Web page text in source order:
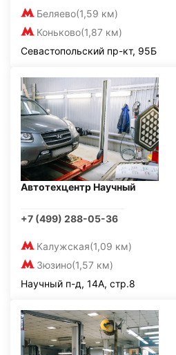
Беляево(1,59 км)
Коньково(1,87 км)
Севастопольский пр-кт, 95Б
Автотехцентр Научный
+7 (499) 288-05-36
Калужская(1,09 км)
Зюзино(1,57 км)
Научный п-д, 14А, стр.8